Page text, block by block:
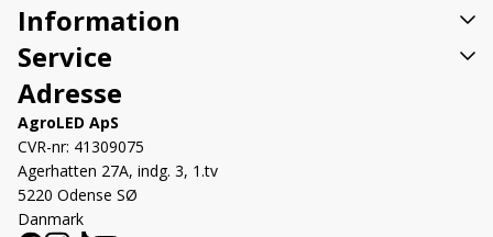
Information
Service
Adresse
AgroLED ApS
CVR-nr: 41309075
Agerhatten 27A, indg. 3, 1.tv
5220 Odense SØ
Danmark